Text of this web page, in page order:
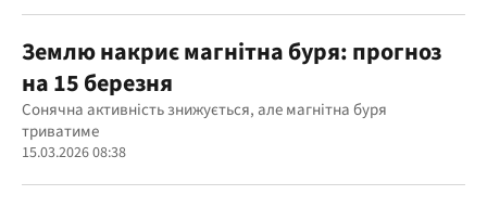
Землю накриє магнітна буря: прогноз
на 15 березня
Сонячна активність знижується, але магнітна буря
триватиме
15.03.2026 08:38